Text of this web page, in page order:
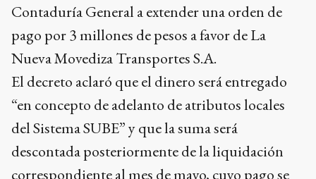
Contaduría General a extender una orden de
pago por 3 millones de pesos a favor de La
Nueva Movediza Transportes S.A.
El decreto aclaró que el dinero será entregado
“en concepto de adelanto de atributos locales
del Sistema SUBE” y que la suma será
descontada posteriormente de la liquidación
correspondiente al mes de mayo, cuyo pago se